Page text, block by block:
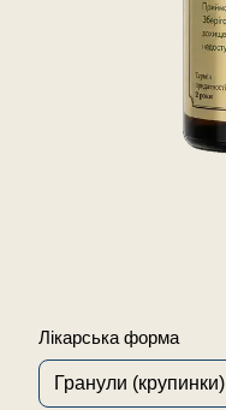
Лікарська форма
Гранули (крупинки)